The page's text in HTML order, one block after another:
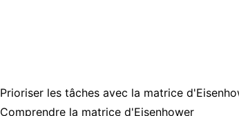
Prioriser les tâches avec la matrice
Comprendre la matrice d'Eisenhower